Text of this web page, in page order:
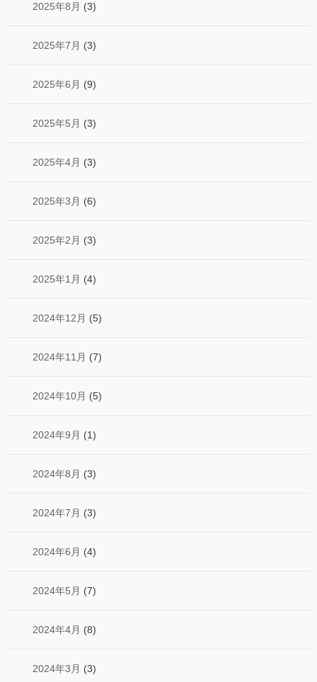
2025年8月 (3)
2025年7月 (3)
2025年6月 (9)
2025年5月 (3)
2025年4月 (3)
2025年3月 (6)
2025年2月 (3)
2025年1月 (4)
2024年12月 (5)
2024年11月 (7)
2024年10月 (5)
2024年9月 (1)
2024年8月 (3)
2024年7月 (3)
2024年6月 (4)
2024年5月 (7)
2024年4月 (8)
2024年3月 (3)